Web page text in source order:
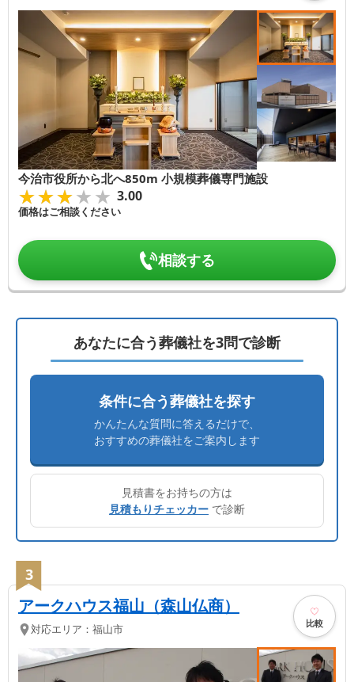
今治市役所から北へ850m 小規模葬儀専門施設
★★★★★
★★★★★ 3.00
価格はご相談ください
相談する
あなたに合う葬儀社を3問で診断
条件に合う葬儀社を探す
かんたんな質問に答えるだけで、
おすすめの葬儀社をご案内します
見積書をお持ちの方は
見積もりチェッカー で診断
3
アークハウス福山（森山仏商）
対応エリア： 福山市 比較